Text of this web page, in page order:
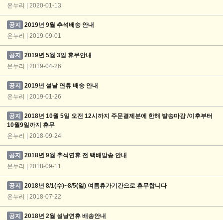
온누리 | 2020-01-13
공지
2019년 9월 추석배송 안내
온누리 | 2019-09-01
공지
2019년 5월 3일 휴무안내
온누리 | 2019-04-26
공지
2019년 설날 연휴 배송 안내
온누리 | 2019-01-26
공지
2018년 10월 5일 오전 12시까지 주문결제분에 한해 발송마감 /이후부터
10월9일까지 휴무
온누리 | 2018-09-24
공지
2018년 9월 추석연휴 전 택배발송 안내
온누리 | 2018-09-11
공지
2018년 8/1(수)~8/5(일) 여름휴가기간으로 휴무합니다
온누리 | 2018-07-22
공지
2018년 2월 설날연휴 배송안내